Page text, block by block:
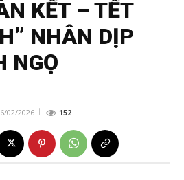
KẾT – TẾT
NHÂN DỊP
NGỌ
02/2026 152